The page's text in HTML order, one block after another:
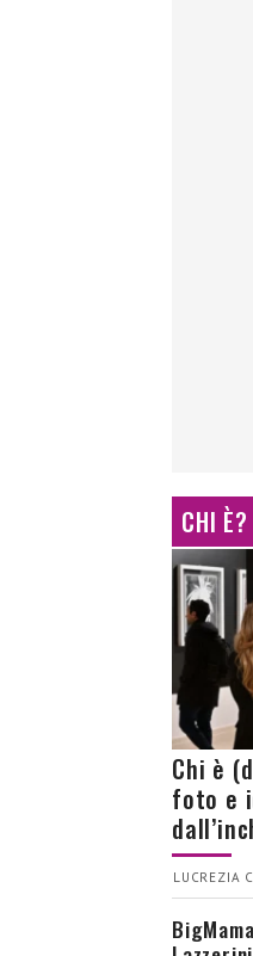
CHI È?
Chi è
foto e
LUCREZIA